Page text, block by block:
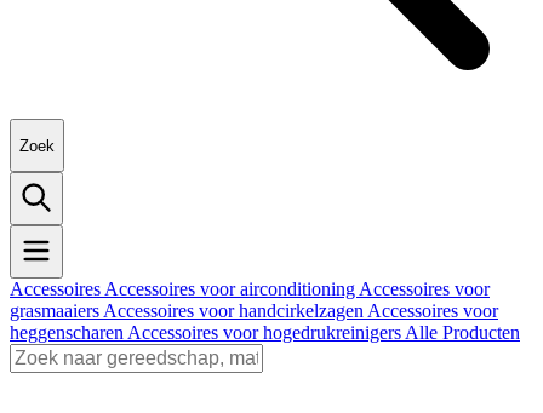
Zoek
Accessoires Accessoires voor airconditioning Accessoires voor
grasmaaiers Accessoires voor handcirkelzagen Accessoires voor
heggenscharen Accessoires voor hogedrukreinigers Alle Producten